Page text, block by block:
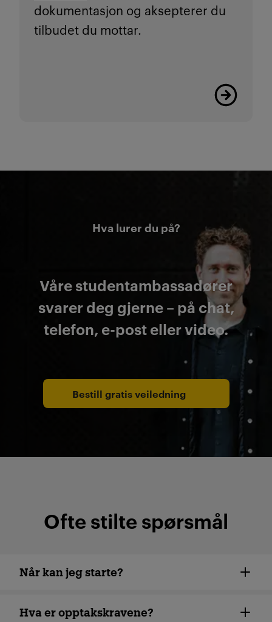
dokumentasjon og aksepterer du
tilbudet du mottar.
Les mer
Hva lurer du på?
Våre studentambassadører
svarer deg gjerne – på chat,
telefon, e-post eller video.
Bestill gratis veiledning
Ofte stilte spørsmål
Når kan jeg starte?
Hva er opptakskravene?